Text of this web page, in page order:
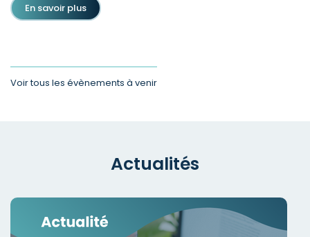
En savoir plus
Voir tous les évènements à venir
Actualités